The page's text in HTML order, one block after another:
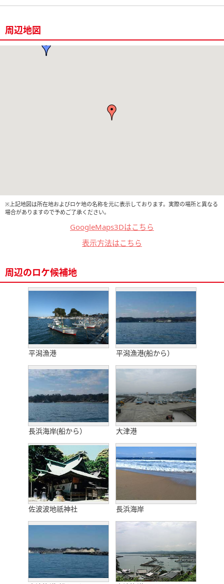
周辺地図
※上記地図は所在地およびロケ地の名称を元に表示しております。実際の場所と異なる
場合がありますので予めご了承ください。
GoogleMaps3Dはこちら
表示方法はこちら
周辺のロケ候補地
平潟漁港 平潟漁港(船から）
長浜海岸(船から） 大津港
佐波波地祇神社 長浜海岸